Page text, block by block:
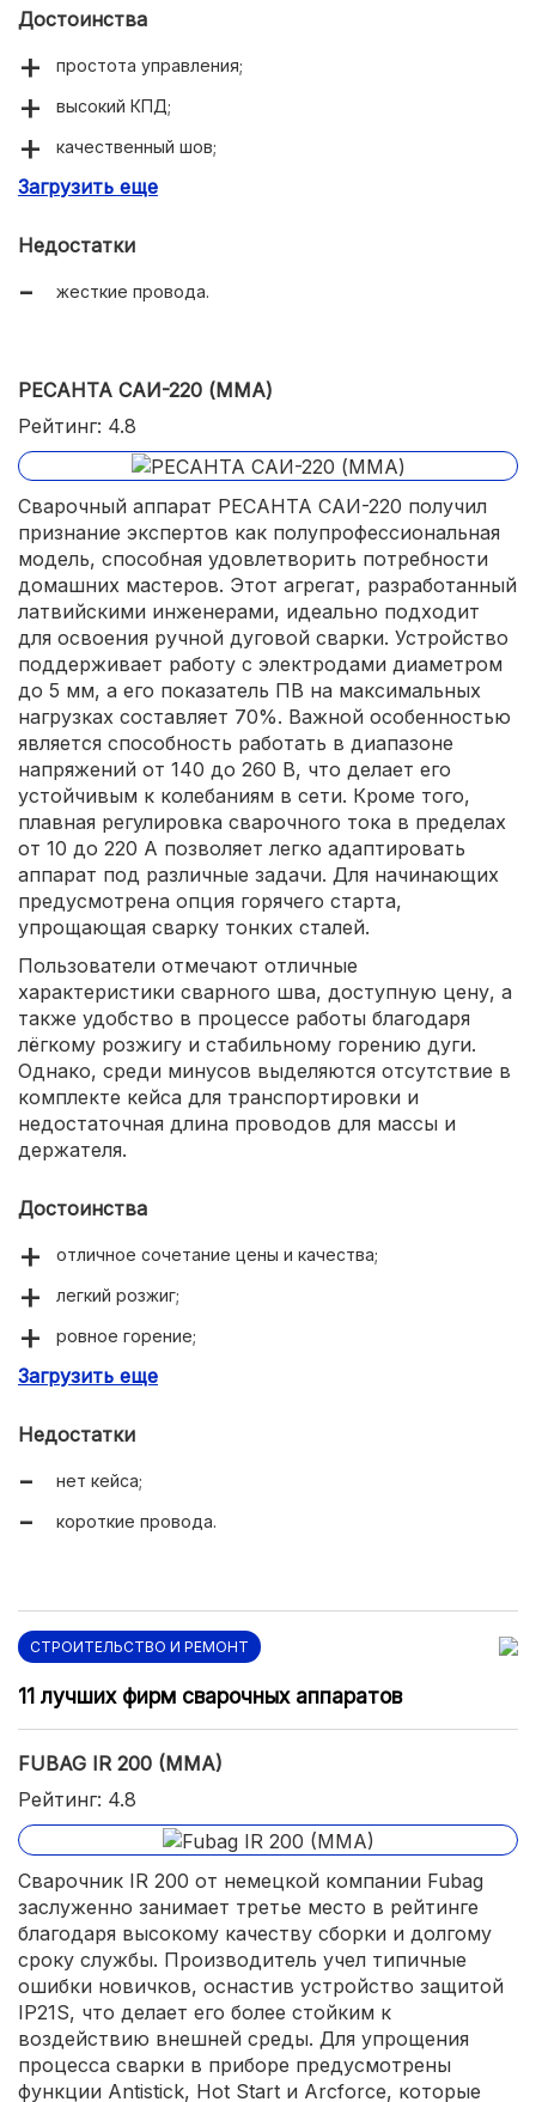
Достоинства
простота управления;
высокий КПД;
качественный шов;
быстрое подключение.
Загрузить еще
Недостатки
жесткие провода.
РЕСАНТА САИ-220 (MMA)
Рейтинг: 4.8
Сварочный аппарат РЕСАНТА САИ-220 получил
признание экспертов как полупрофессиональная
модель, способная удовлетворить потребности
домашних мастеров. Этот агрегат, разработанный
латвийскими инженерами, идеально подходит
для освоения ручной дуговой сварки. Устройство
поддерживает работу с электродами диаметром
до 5 мм, а его показатель ПВ на максимальных
нагрузках составляет 70%. Важной особенностью
является способность работать в диапазоне
напряжений от 140 до 260 В, что делает его
устойчивым к колебаниям в сети. Кроме того,
плавная регулировка сварочного тока в пределах
от 10 до 220 А позволяет легко адаптировать
аппарат под различные задачи. Для начинающих
предусмотрена опция горячего старта,
упрощающая сварку тонких сталей.
Пользователи отмечают отличные
характеристики сварного шва, доступную цену, а
также удобство в процессе работы благодаря
лёгкому розжигу и стабильному горению дуги.
Однако, среди минусов выделяются отсутствие в
комплекте кейса для транспортировки и
недостаточная длина проводов для массы и
держателя.
Достоинства
отличное сочетание цены и качества;
легкий розжиг;
ровное горение;
длительность включения.
Загрузить еще
Недостатки
нет кейса;
короткие провода.
СТРОИТЕЛЬСТВО И РЕМОНТ
11 лучших фирм сварочных аппаратов
FUBAG IR 200 (MMA)
Рейтинг: 4.8
Сварочник IR 200 от немецкой компании Fubag
заслуженно занимает третье место в рейтинге
благодаря высокому качеству сборки и долгому
сроку службы. Производитель учел типичные
ошибки новичков, оснастив устройство защитой
IP21S, что делает его более стойким к
воздействию внешней среды. Для упрощения
процесса сварки в приборе предусмотрены
функции Antistick, Hot Start и Arcforce, которые